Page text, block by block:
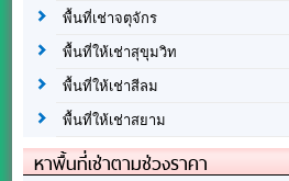
พื้นที่เช่าจตุจักร
พื้นที่ให้เช่าสุขุมวิท
พื้นที่ให้เช่าสีลม
พื้นที่ให้เช่าสยาม
หาพื้นที่เช่าตามช่วงราคา